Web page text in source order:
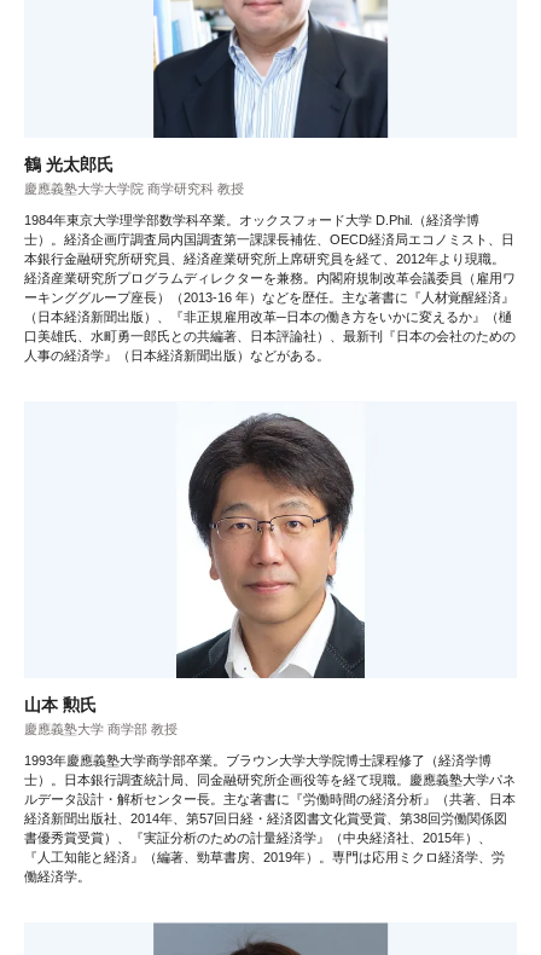
鶴 光太郎氏
慶應義塾大学大学院 商学研究科 教授
1984年東京大学理学部数学科卒業。オックスフォード大学 D.Phil.（経済学博
士）。経済企画庁調査局内国調査第一課課長補佐、OECD経済局エコノミスト、日
本銀行金融研究所研究員、経済産業研究所上席研究員を経て、2012年より現職。
経済産業研究所プログラムディレクターを兼務。内閣府規制改革会議委員（雇用ワ
ーキンググループ座長）（2013-16 年）などを歴任。主な著書に『人材覚醒経済』
（日本経済新聞出版）、『非正規雇用改革─日本の働き方をいかに変えるか』（樋
口美雄氏、水町勇一郎氏との共編著、日本評論社）、最新刊『日本の会社のための
人事の経済学』（日本経済新聞出版）などがある。
山本 勲氏
慶應義塾大学 商学部 教授
1993年慶應義塾大学商学部卒業。ブラウン大学大学院博士課程修了（経済学博
士）。日本銀行調査統計局、同金融研究所企画役等を経て現職。慶應義塾大学パネ
ルデータ設計・解析センター長。主な著書に『労働時間の経済分析』（共著、日本
経済新聞出版社、2014年、第57回日経・経済図書文化賞受賞、第38回労働関係図
書優秀賞受賞）、『実証分析のための計量経済学』（中央経済社、2015年）、
『人工知能と経済』（編著、勁草書房、2019年）。専門は応用ミクロ経済学、労
働経済学。